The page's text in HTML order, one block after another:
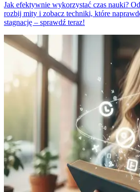
Jak efektywnie wykorzystać czas nauki?
rozbij mity i zobacz techniki, które
stagnację – sprawdź teraz!